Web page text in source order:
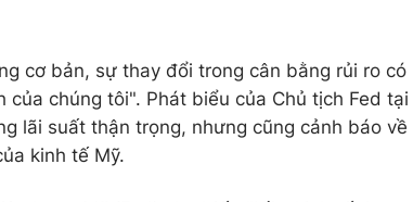
cơ bản, sự thay đổi trong cân bằng rủi ro có
chúng tôi". Phát biểu của Chủ tịch Fed tại
lãi suất thận trọng, nhưng cũng cảnh báo về
kinh tế Mỹ.